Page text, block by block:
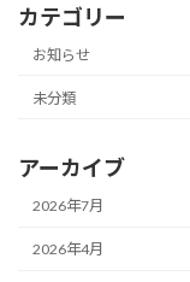
カテゴリー
お知らせ
未分類
アーカイブ
2026年7月
2026年4月